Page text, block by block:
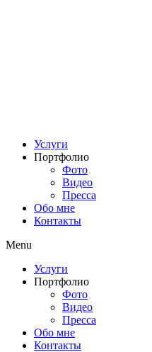
Услуги
Портфолио
Фото
Видео
Пресса
Обо мне
Контакты
Menu
Услуги
Портфолио
Фото
Видео
Пресса
Обо мне
Контакты